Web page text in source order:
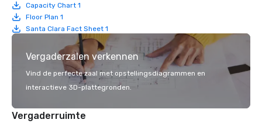
Capacity Chart 1
Floor Plan 1
Santa Clara Fact Sheet 1
Vergaderzalen verkennen
Vind de perfecte zaal met opstellingsdiagrammen en
interactieve 3D-plattegronden.
Vergaderruimte